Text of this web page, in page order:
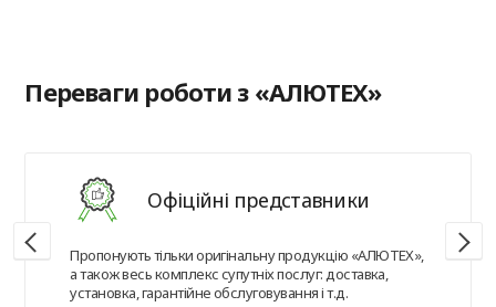
Переваги роботи з «АЛЮТЕХ»
Офіційні представники
Пропонують тільки оригінальну продукцію «АЛЮТЕХ»,
а також весь комплекс супутніх послуг: доставка,
установка, гарантійне обслуговування і т.д.